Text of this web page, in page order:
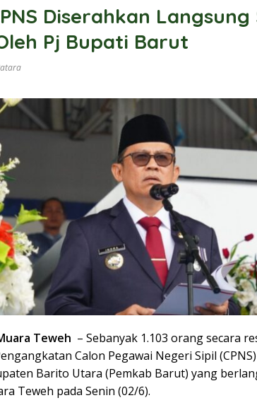
Diserahkan
Pj Bupati Barut
Teweh – Sebanyak 1.103 orang secara
Calon Pegawai Negeri Sipil
Barito Utara (Pemkab Barut) yang
Teweh pada Senin (02/6).